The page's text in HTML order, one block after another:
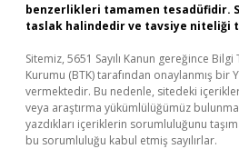
benzerlikleri tamamen tesadüfidir.
taslak halindedir ve tavsiye niteliği
Sitemiz, 5651 Sayılı Kanun gereğince
Kurumu (BTK) tarafından onaylanmış bir
vermektedir. Bu nedenle, sitedeki
veya araştırma yükümlülüğümüz
yazdıkları içeriklerin sorumluluğunu
bu sorumluluğu kabul etmiş sayılırlar.